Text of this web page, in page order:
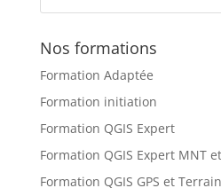
Nos formations
Formation Adaptée
Formation initiation
Formation QGIS Expert
Formation QGIS Expert MNT
Formation QGIS GPS et Terrain